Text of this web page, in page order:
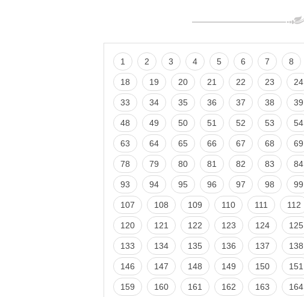
1 2 3 4 5 6 7 8
18 19 20 21 22 23 24
33 34 35 36 37 38 39
48 49 50 51 52 53 54
63 64 65 66 67 68 69
78 79 80 81 82 83 84
93 94 95 96 97 98 99
107 108 109 110 111 112
120 121 122 123 124 125
133 134 135 136 137 138
146 147 148 149 150 151
159 160 161 162 163 164